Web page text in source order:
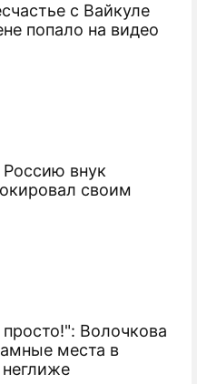
с Вайкуле
попало на видео
внук
своим
Волочкова
места в